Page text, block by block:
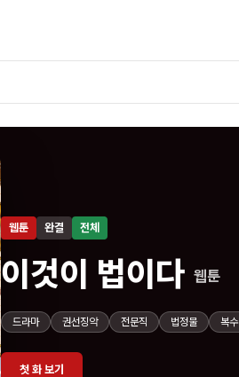
웹툰 완결 전체
이것이 법이다 웹툰
드라마 권선징악 전문직 법정물 복수
첫 화 보기